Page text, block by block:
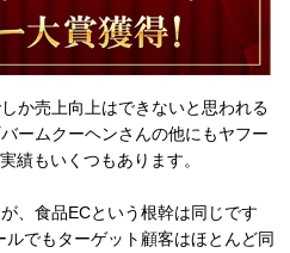
か売上向上はできないと思われる
ームクーヘンさんの他にもヤフー
績もいくつもあります。
、食品ECという根幹は同じです
でもターゲット顧客はほとんど同